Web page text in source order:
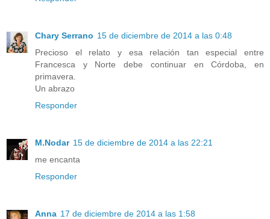
Chary Serrano 15 de diciembre de 2014 a las 0:48
Precioso el relato y esa relación tan especial entre
Francesca y Norte debe continuar en Córdoba, en
primavera.
Un abrazo
Responder
M.Nodar 15 de diciembre de 2014 a las 22:21
me encanta
Responder
Anna 17 de diciembre de 2014 a las 1:58